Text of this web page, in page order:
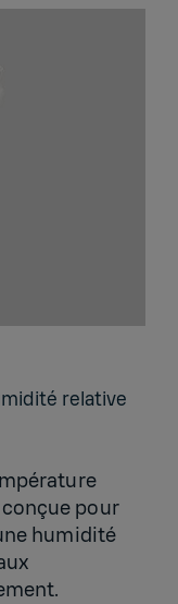
rela­tive
conçue pour
humidité